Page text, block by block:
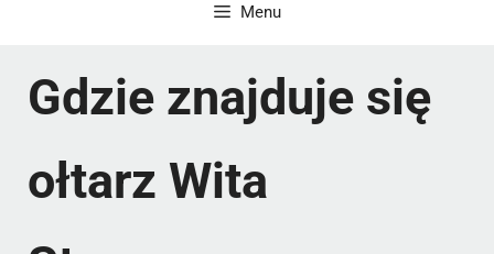
Menu
Gdzie znajduje się
ołtarz Wita